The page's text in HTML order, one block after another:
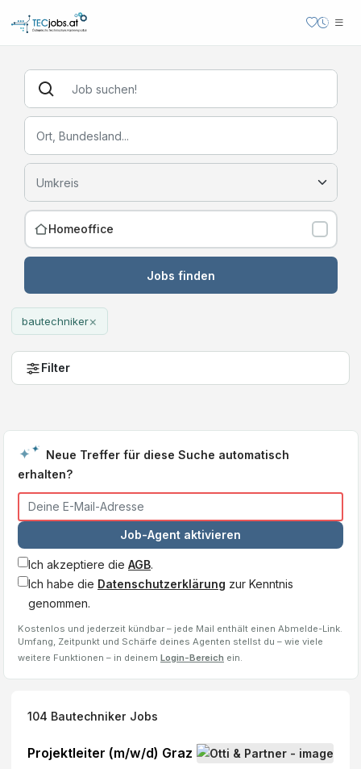
Homeoffice
Jobs finden
bautechniker×
Filter
Neue Treffer für diese Suche automatisch
erhalten?
Job-Agent aktivieren
Ich akzeptiere die AGB.
Ich habe die Datenschutzerklärung zur Kenntnis
genommen.
Kostenlos und jederzeit kündbar – jede Mail enthält einen Abmelde-Link.
Umfang, Zeitpunkt und Schärfe deines Agenten stellst du – wie viele
weitere Funktionen – in deinem Login-Bereich ein.
104 Bautechniker Jobs
Projektleiter (m/w/d) Graz